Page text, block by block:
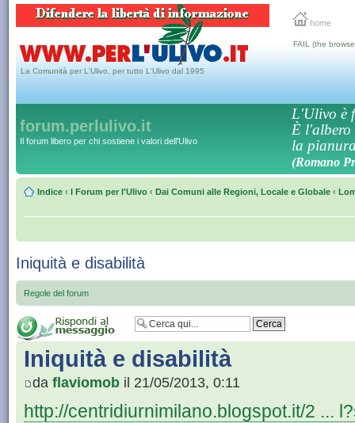
home
La Comunità per L'Ulivo, per tutto L'Ulivo dal 1995
FAIL (the
forum.perlulivo.it
Il forum libero per chi sostiene i valori dell'Ulivo
L'Ulivo è
È l'albero
la
(Romano
Indice ‹ I Forum per l'Ulivo ‹ Dai Comuni alle Regioni, Locale e Globale ‹
Iniquità e disabilità
Regole del forum
Iniquità e disabilità
da flaviomob il 21/05/2013, 0:11
http://centridiurnimilano.blogspot.it/2 ...